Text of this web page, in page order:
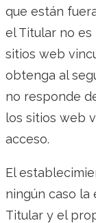
que están
el Titular no
sitios web
obtenga al
no responde
los sitios web
acceso.
El
ningún caso la
Titular y el